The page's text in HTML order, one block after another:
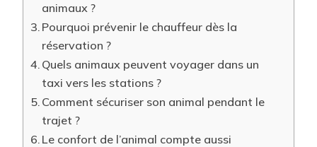
animaux ?
Pourquoi prévenir le chauffeur dès la
réservation ?
Quels animaux peuvent voyager dans un
taxi vers les stations ?
Comment sécuriser son animal pendant le
trajet ?
Le confort de l’animal compte aussi